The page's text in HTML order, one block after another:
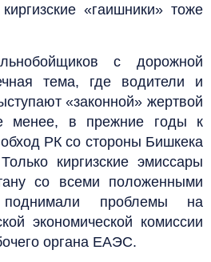
«гаишники» тоже
с дорожной
тема, где водители и
«законной» жертвой
менее, в прежние годы к
РК со стороны Бишкека
киргизские эмиссары
со всеми положенными
проблемы на
экономической комиссии
органа ЕАЭС.